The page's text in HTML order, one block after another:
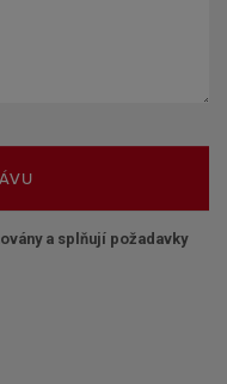
a splňují požadavky